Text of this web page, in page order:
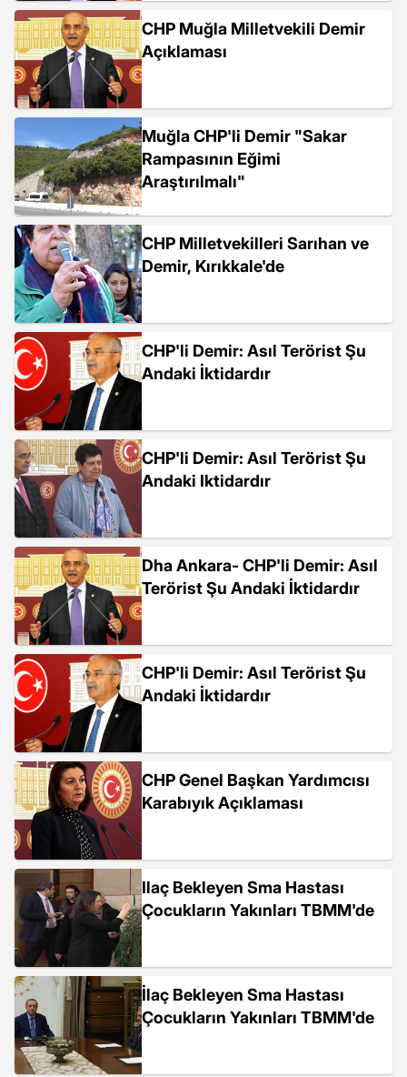
CHP Muğla Milletvekili Demir
Açıklaması
Muğla CHP'li Demir "Sakar
Rampasının Eğimi
Araştırılmalı"
CHP Milletvekilleri Sarıhan ve
Demir, Kırıkkale'de
CHP'li Demir: Asıl Terörist Şu
Andaki İktidardır
CHP'li Demir: Asıl Terörist Şu
Andaki Iktidardır
Dha Ankara- CHP'li Demir: Asıl
Terörist Şu Andaki İktidardır
CHP'li Demir: Asıl Terörist Şu
Andaki İktidardır
CHP Genel Başkan Yardımcısı
Karabıyık Açıklaması
Ilaç Bekleyen Sma Hastası
Çocukların Yakınları TBMM'de
İlaç Bekleyen Sma Hastası
Çocukların Yakınları TBMM'de